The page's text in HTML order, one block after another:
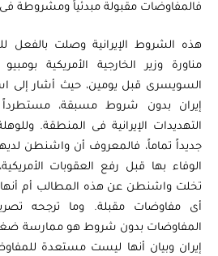
فالمفاوضات مقبولة مبدئياً ومشروطة فى
هذه الشروط الإيرانية وصلت بالفعل
مناورة وزير الخارجية الأمريكية
السويسرى قبل يومين، حيث أشار إلى
إيران بدون شروط مسبقة، مستطرداً
التهديدات الإيرانية فى المنطقة.
الوفاء بها قبل رفع العقوبات
تخلت واشنطن عن هذه المطالب أم
أى مفاوضات مقبلة. وما ترجحه
المفاوضات بدون شروط هو ممارسة
إيران وبيان أنها ليست مستعدة للمفاوضات